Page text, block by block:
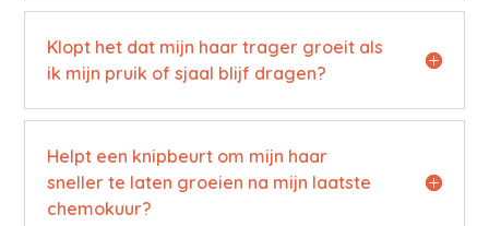
Klopt het dat mijn haar trager groeit als
ik mijn pruik of sjaal blijf dragen?
Helpt een knipbeurt om mijn haar
sneller te laten groeien na mijn laatste
chemokuur?